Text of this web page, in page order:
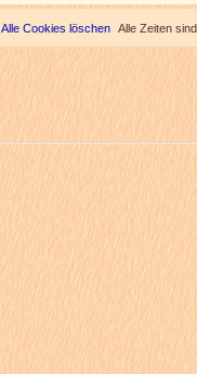
Alle Zeiten sind
Alle Cookies löschen